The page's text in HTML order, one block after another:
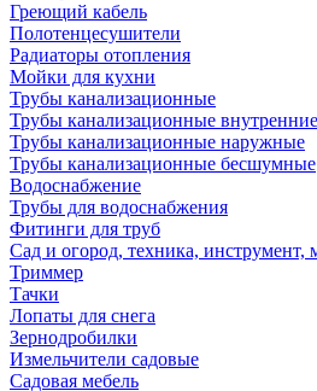
Греющий кабель
Полотенцесушители
Радиаторы отопления
Мойки для кухни
Трубы канализационные
Трубы канализационные внутренние
Трубы канализационные наружные
Трубы канализационные бесшумные
Водоснабжение
Трубы для водоснабжения
Фитинги для труб
Сад и огород, техника, инструмент,
Триммер
Тачки
Лопаты для снега
Зернодробилки
Измельчители садовые
Садовая мебель